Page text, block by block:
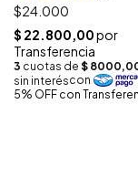
$24.000